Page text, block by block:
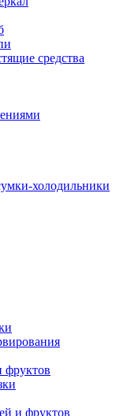
средства
холодильники
и фруктов